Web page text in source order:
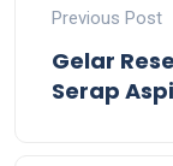
Previous Post
Gelar
Serap